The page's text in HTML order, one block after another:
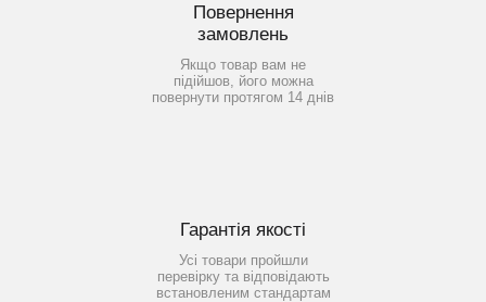
Повернення
замовлень
Якщо товар вам не
підійшов, його можна
повернути протягом 14 днів
Гарантія якості
Усі товари пройшли
перевірку та відповідають
встановленим стандартам